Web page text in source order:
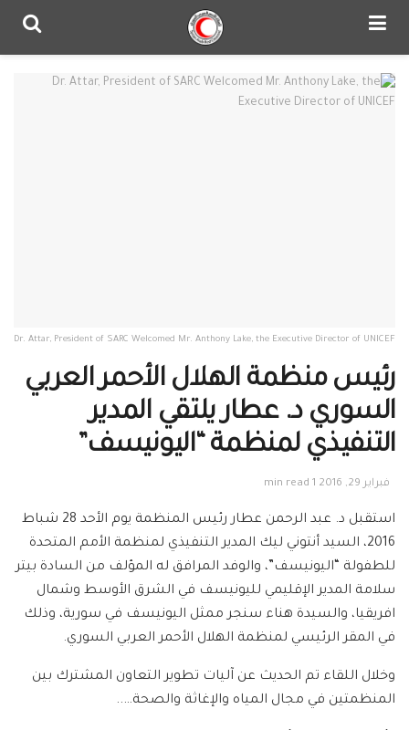
Dr. Attar, President of SARC Welcomed Mr. Anthony Lake, the Executive Director of UNICEF
رئيس منظمة الهلال الأحمر العربي
السوري د. عطار يلتقي المدير
التنفيذي لمنظمة “اليونيسف”
فبراير 29, 2016 1 min read
استقبل د. عبد الرحمن عطار رئيس المنظمة يوم الأحد 28 شباط
2016، السيد أنتوني ليك المدير التنفيذي لمنظمة الأمم المتحدة
للطفولة “اليونيسف”، والوفد المرافق له المؤلف من السادة بيتر
سلامة المدير الإقليمي لليونيسف في الشرق الأوسط وشمال
افريقيا، والسيدة هناء سنجر ممثل اليونيسف في سورية، وذلك
في المقر الرئيسي لمنظمة الهلال الأحمر العربي السوري.
وخلال اللقاء تم الحديث عن آليات تطوير التعاون المشترك بين
المنظمتين في مجال المياه والإغاثة والصحة…..